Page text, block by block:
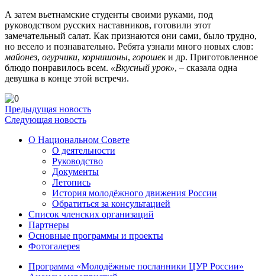
А затем вьетнамские студенты своими руками, под
руководством русских наставников, готовили этот
замечательный салат. Как признаются они сами, было трудно,
но весело и познавательно. Ребята узнали много новых слов:
майонез, огурчики, корнишоны, горошеки др. Приготовленное
блюдо понравилось всем. «Вкусный урок», – сказала одна
девушка в конце этой встречи.
Предыдущая новость
Следующая новость
О Национальном Совете
О деятельности
Руководство
Документы
Летопись
История молодёжного движения России
Обратиться за консультацией
Список членских организаций
Партнеры
Основные программы и проекты
Фотогалерея
Программа «Молодёжные посланники ЦУР России»